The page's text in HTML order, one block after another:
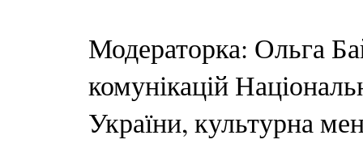
Модераторка: Ольга
комунікацій
України, культурна